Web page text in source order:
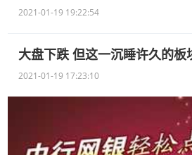
2021-01-19 19:22:54
大盘下跌 但这一沉睡许久的板
2021-01-19 17:23:10